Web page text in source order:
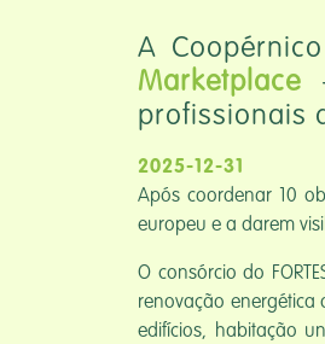
A
Marketplace
profissionais
2025-12-31
Após coordenar 10
europeu e a darem
O consórcio do
renovação
edifícios, habitação